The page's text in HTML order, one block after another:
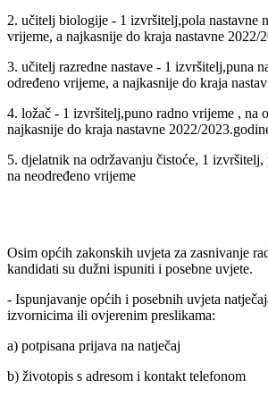
2. učitelj biologije - 1 izvršitelj,pola nastavne
vrijeme, a najkasnije do kraja nastavne 2022/
3. učitelj razredne nastave - 1 izvršitelj,puna
određeno vrijeme, a najkasnije do kraja
4. ložač - 1 izvršitelj,puno radno vrijeme , na
najkasnije do kraja nastavne 2022/
5. djelatnik na održavanju čistoće, 1
na neodređeno vrijeme
Osim općih zakonskih uvjeta za zasnivanje
kandidati su dužni ispuniti i posebne uvjete.
- Ispunjavanje općih i posebnih uvjeta
izvornicima ili ovjerenim preslikama:
a) potpisana prijava na natječaj
b) životopis s adresom i kontakt telefonom